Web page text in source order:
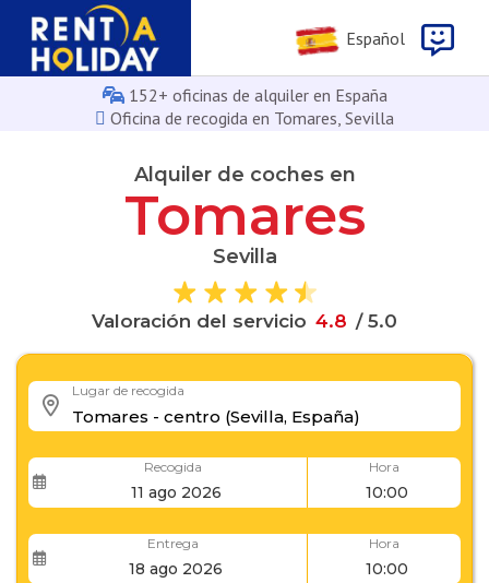
Español
152+ oficinas de alquiler en España
Oficina de recogida en Tomares, Sevilla
Alquiler de coches en
Tomares
Sevilla
Valoración del servicio 4.8 / 5.0
Lugar de recogida
Recogida Hora
Entrega Hora